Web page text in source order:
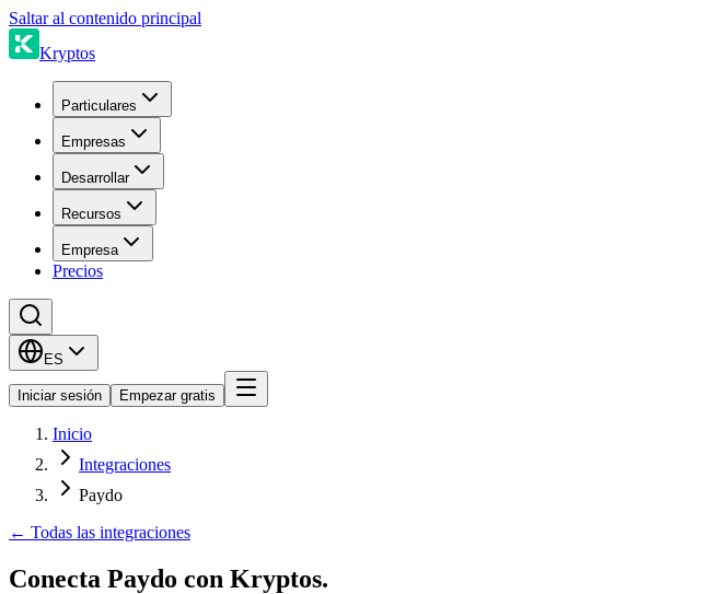
Saltar al contenido principal
Kryptos
Particulares
Empresas
Desarrollar
Recursos
Empresa
Precios
ES
Iniciar sesión Empezar gratis
Inicio
Integraciones
Paydo
← Todas las integraciones
Conecta Paydo con Kryptos.